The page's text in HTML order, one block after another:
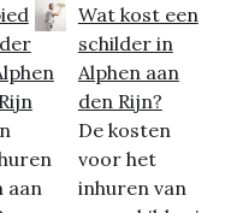
aan
Wat kost een
schilder in
Alphen aan
den Rijn?
De kosten
voor het
inhuren van